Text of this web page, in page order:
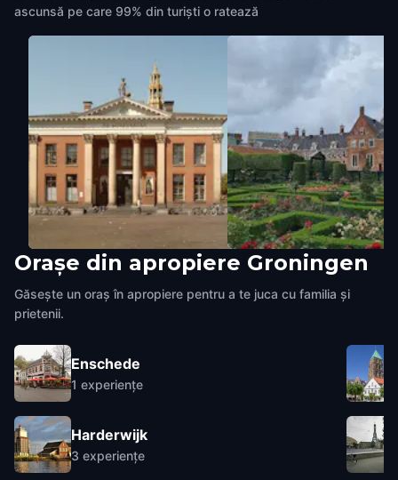
ascunsă pe care 99% din turiști o ratează
De Korenbeurs
Groningen ,Netherlands
Prinsentuin
Groningen ,Netherlands
Orașe din apropiere Groningen
Găsește un oraș în apropiere pentru a te juca cu familia și
prietenii.
Enschede
1 experiențe
Harderwijk
3 experiențe